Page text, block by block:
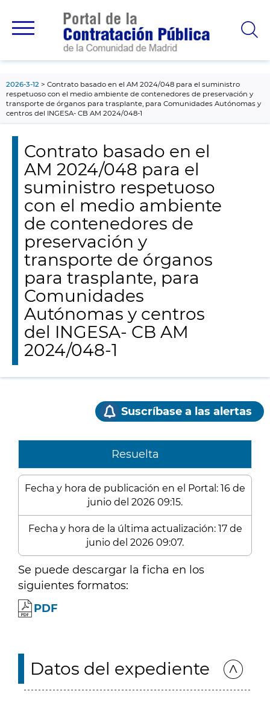
principal
2026-3-12
Contrato basado en el AM 2024/048 para el suministro
respetuoso con el medio ambiente de contenedores de preservación y
transporte de órganos para trasplante, para Comunidades Autónomas y
centros del INGESA- CB AM 2024/048-1
Contrato basado en el
AM 2024/048 para el
suministro respetuoso
con el medio ambiente
de contenedores de
preservación y
transporte de órganos
para trasplante, para
Comunidades
Autónomas y centros
del INGESA- CB AM
2024/048-1
Suscríbase a las alertas
Resuelta
Fecha y hora de publicación en el Portal: 16 de
junio del 2026 09:15.
Fecha y hora de la última actualización: 17 de
junio del 2026 09:07.
Se puede descargar la ficha en los
siguientes formatos:
PDF
Datos del expediente